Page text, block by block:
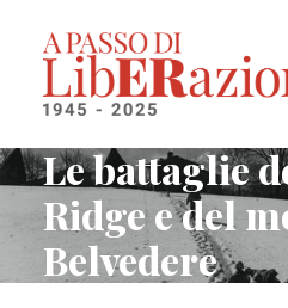
Il progetto
I territori liberati
La cronologia
Le battaglie
Ridge e del
Belvedere